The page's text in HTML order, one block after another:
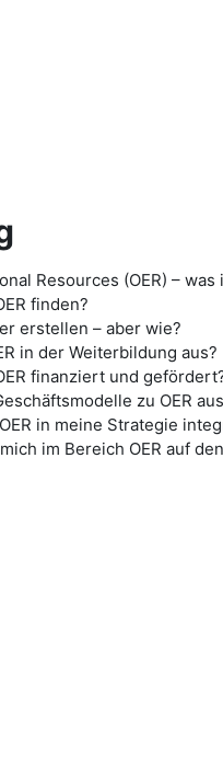
Resources (OER) –
finden?
erstellen – aber wie?
in der Weiterbildung aus?
finanziert und
zu OER
in meine Strategie
im Bereich OER auf